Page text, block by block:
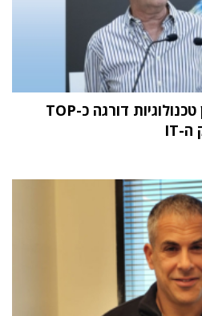
מחקר STKI השנתי: וואן טכנולוגיות דורגה כ-TOP